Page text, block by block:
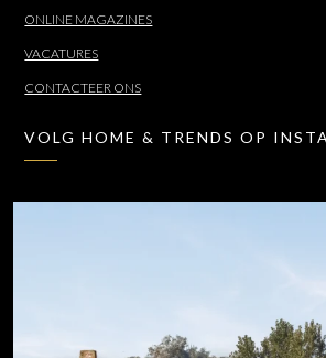
ONLINE MAGAZINES
VACATURES
CONTACTEER ONS
VOLG HOME & TRENDS OP